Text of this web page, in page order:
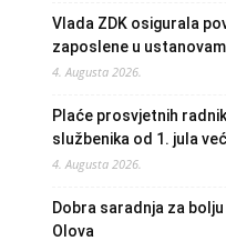
Vlada ZDK osigurala
zaposlene u
4. Augusta 2026.
Plaće prosvjetnih
službenika od 1. jula
4. Augusta 2026.
Dobra saradnja za
Olova